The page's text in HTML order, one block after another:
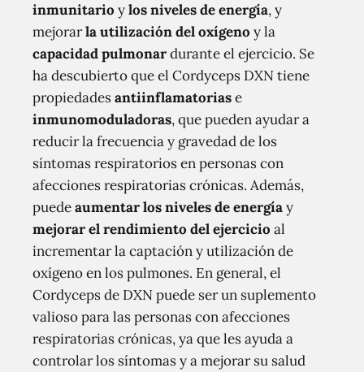
inmunitario ylos niveles de energía, y
mejorarla utilización del oxígeno y la
capacidad pulmonardurante el ejercicio. Se
ha descubierto que el Cordyceps DXN tiene
propiedadesantiinflamatoriase
inmunomoduladoras, que pueden ayudar a
reducir la frecuencia y gravedad de los
síntomas respiratorios en personas con
afecciones respiratorias crónicas. Además,
puedeaumentar los niveles de energíay
mejorar el rendimiento del ejercicio al
incrementar la captación y utilización de
oxígeno en los pulmones. En general, el
Cordyceps de DXN puede ser un suplemento
valioso para las personas con afecciones
respiratorias crónicas, ya que les ayuda a
controlar los síntomas y a mejorar su salud